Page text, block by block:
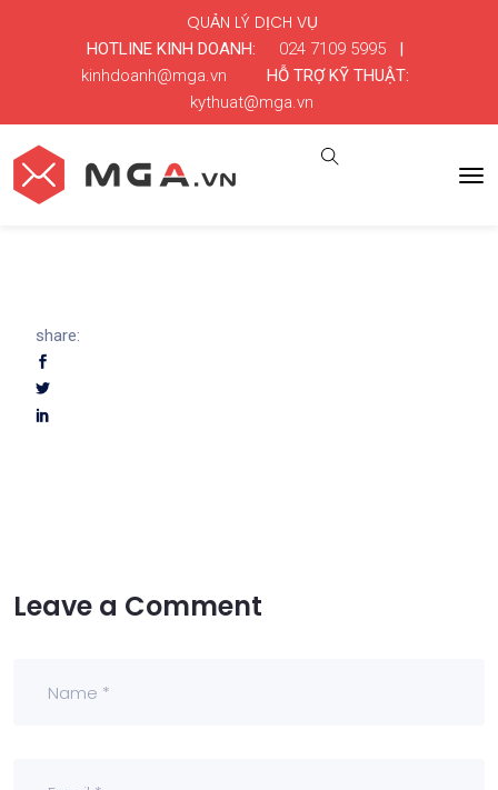
HOTLINE KINH DOANH: 024 7109 5995|
kinhdoanh@mga.vn
HỖ TRỢ KỸ THUẬT:
kythuat@mga.vn
QUẢN LÝ DỊCH VỤ
share:
Leave a Comment